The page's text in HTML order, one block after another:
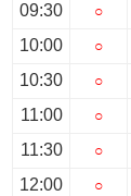
09:30
10:00
10:30
11:00
11:30
12:00
○
○
○
○
○
○